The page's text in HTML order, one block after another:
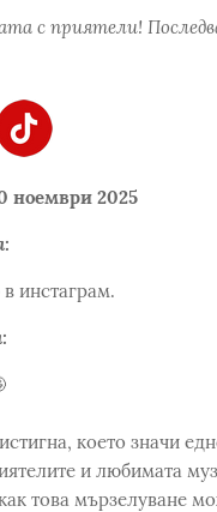
с приятели!
ноември 2025
инстаграм.
което значи
и любимата
това мързелуване